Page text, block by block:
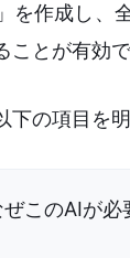
を作成し、
とが有効で
の項目を明
ぜこのAIが